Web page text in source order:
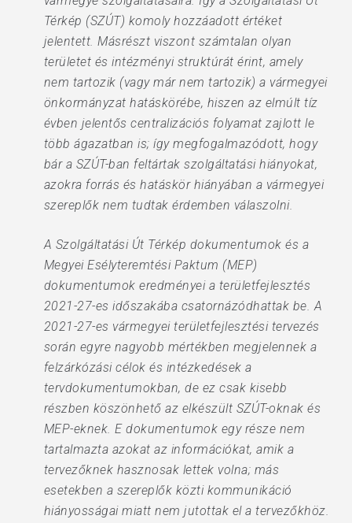
Térkép (SZÚT) komoly hozzáadott értéket
jelentett. Másrészt viszont számtalan olyan
területet és intézményi struktúrát érint, amely
nem tartozik (vagy már nem tartozik) a vármegyei
önkormányzat hatáskörébe, hiszen az elmúlt tíz
évben jelentős centralizációs folyamat zajlott le
több ágazatban is; így megfogalmazódott, hogy
bár a SZÚT-ban feltártak szolgáltatási hiányokat,
azokra forrás és hatáskör hiányában a vármegyei
szereplők nem tudtak érdemben válaszolni.
A Szolgáltatási Út Térkép dokumentumok és a
Megyei Esélyteremtési Paktum (MEP)
dokumentumok eredményei a területfejlesztés
2021-27-es időszakába csatornázódhattak be. A
2021-27-es vármegyei területfejlesztési tervezés
során egyre nagyobb mértékben megjelennek a
felzárkózási célok és intézkedések a
tervdokumentumokban, de ez csak kisebb
részben köszönhető az elkészült SZÚT-oknak és
MEP-eknek. E dokumentumok egy része nem
tartalmazta azokat az információkat, amik a
tervezőknek hasznosak lettek volna; más
esetekben a szereplők közti kommunikáció
hiányosságai miatt nem jutottak el a tervezőkhöz.